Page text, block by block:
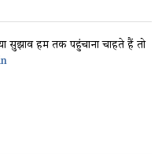
सुझाव हम तक पहुंचाना चाहते हैं तो